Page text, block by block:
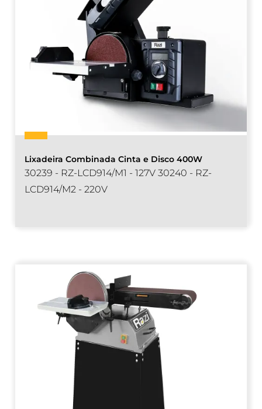
Lixadeira Combinada Cinta e Disco 400W
30239 - RZ-LCD914/M1 - 127V 30240 - RZ-
LCD914/M2 - 220V